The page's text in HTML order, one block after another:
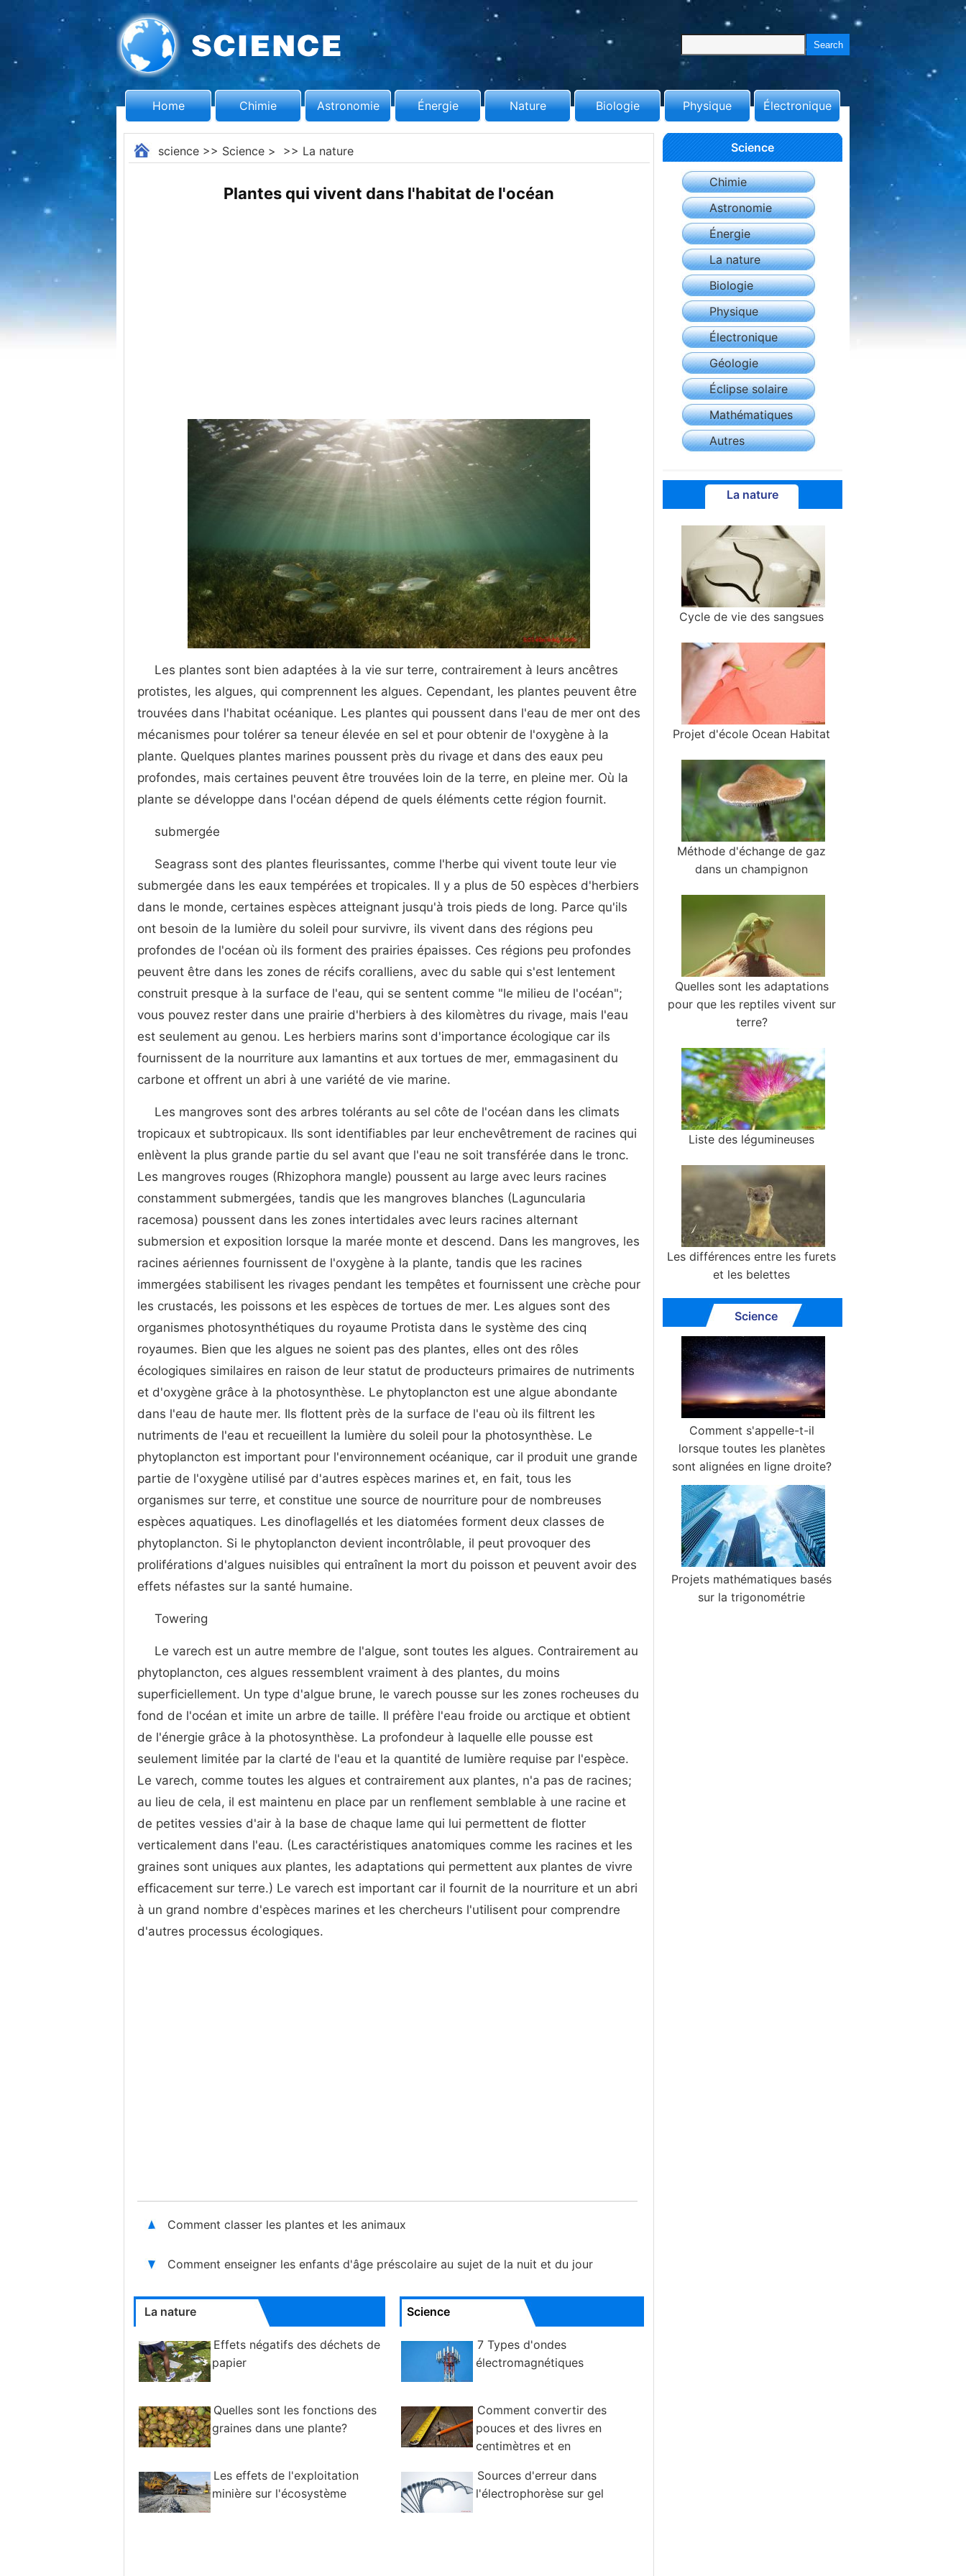
Home Chimie Astronomie Énergie Nature Biologie Physique Électronique
science>> Science> >> La nature
Plantes qui vivent dans l'habitat de l'océan
Les plantes sont bien adaptées à la vie sur terre, contrairement à leurs ancêtres
protistes, les algues, qui comprennent les algues. Cependant, les plantes peuvent être
trouvées dans l'habitat océanique. Les plantes qui poussent dans l'eau de mer ont des
mécanismes pour tolérer sa teneur élevée en sel et pour obtenir de l'oxygène à la
plante. Quelques plantes marines poussent près du rivage et dans des eaux peu
profondes, mais certaines peuvent être trouvées loin de la terre, en pleine mer. Où la
plante se développe dans l'océan dépend de quels éléments cette région fournit.
submergée
Seagrass sont des plantes fleurissantes, comme l'herbe qui vivent toute leur vie
submergée dans les eaux tempérées et tropicales. Il y a plus de 50 espèces d'herbiers
dans le monde, certaines espèces atteignant jusqu'à trois pieds de long. Parce qu'ils
ont besoin de la lumière du soleil pour survivre, ils vivent dans des régions peu
profondes de l'océan où ils forment des prairies épaisses. Ces régions peu profondes
peuvent être dans les zones de récifs coralliens, avec du sable qui s'est lentement
construit presque à la surface de l'eau, qui se sentent comme "le milieu de l'océan";
vous pouvez rester dans une prairie d'herbiers à des kilomètres du rivage, mais l'eau
est seulement au genou. Les herbiers marins sont d'importance écologique car ils
fournissent de la nourriture aux lamantins et aux tortues de mer, emmagasinent du
carbone et offrent un abri à une variété de vie marine.
Les mangroves sont des arbres tolérants au sel côte de l'océan dans les climats
tropicaux et subtropicaux. Ils sont identifiables par leur enchevêtrement de racines qui
enlèvent la plus grande partie du sel avant que l'eau ne soit transférée dans le tronc.
Les mangroves rouges (Rhizophora mangle) poussent au large avec leurs racines
constamment submergées, tandis que les mangroves blanches (Laguncularia
racemosa) poussent dans les zones intertidales avec leurs racines alternant
submersion et exposition lorsque la marée monte et descend. Dans les mangroves, les
racines aériennes fournissent de l'oxygène à la plante, tandis que les racines
immergées stabilisent les rivages pendant les tempêtes et fournissent une crèche pour
les crustacés, les poissons et les espèces de tortues de mer. Les algues sont des
organismes photosynthétiques du royaume Protista dans le système des cinq
royaumes. Bien que les algues ne soient pas des plantes, elles ont des rôles
écologiques similaires en raison de leur statut de producteurs primaires de nutriments
et d'oxygène grâce à la photosynthèse. Le phytoplancton est une algue abondante
dans l'eau de haute mer. Ils flottent près de la surface de l'eau où ils filtrent les
nutriments de l'eau et recueillent la lumière du soleil pour la photosynthèse. Le
phytoplancton est important pour l'environnement océanique, car il produit une grande
partie de l'oxygène utilisé par d'autres espèces marines et, en fait, tous les
organismes sur terre, et constitue une source de nourriture pour de nombreuses
espèces aquatiques. Les dinoflagellés et les diatomées forment deux classes de
phytoplancton. Si le phytoplancton devient incontrôlable, il peut provoquer des
proliférations d'algues nuisibles qui entraînent la mort du poisson et peuvent avoir des
effets néfastes sur la santé humaine.
Towering
Le varech est un autre membre de l'algue, sont toutes les algues. Contrairement au
phytoplancton, ces algues ressemblent vraiment à des plantes, du moins
superficiellement. Un type d'algue brune, le varech pousse sur les zones rocheuses du
fond de l'océan et imite un arbre de taille. Il préfère l'eau froide ou arctique et obtient
de l'énergie grâce à la photosynthèse. La profondeur à laquelle elle pousse est
seulement limitée par la clarté de l'eau et la quantité de lumière requise par l'espèce.
Le varech, comme toutes les algues et contrairement aux plantes, n'a pas de racines;
au lieu de cela, il est maintenu en place par un renflement semblable à une racine et
de petites vessies d'air à la base de chaque lame qui lui permettent de flotter
verticalement dans l'eau. (Les caractéristiques anatomiques comme les racines et les
graines sont uniques aux plantes, les adaptations qui permettent aux plantes de vivre
efficacement sur terre.) Le varech est important car il fournit de la nourriture et un abri
à un grand nombre d'espèces marines et les chercheurs l'utilisent pour comprendre
d'autres processus écologiques.
Comment classer les plantes et les animaux
Comment enseigner les enfants d'âge préscolaire au sujet de la nuit et du jour
La nature
Effets négatifs des déchets de
papier
Quelles sont les fonctions des
graines dans une plante?
Les effets de l'exploitation
minière sur l'écosystème
Science
7 Types d'ondes
électromagnétiques
Comment convertir des
pouces et des livres en
centimètres et en
Sources d'erreur dans
l'électrophorèse sur gel
Science
Chimie
Astronomie
Énergie
La nature
Biologie
Physique
Électronique
Géologie
Éclipse solaire
Mathématiques
Autres
La nature
Cycle de vie des sangsues
Projet d'école Ocean Habitat
Méthode d'échange de gaz
dans un champignon
Quelles sont les adaptations
pour que les reptiles vivent sur
terre?
Liste des légumineuses
Les différences entre les furets
et les belettes
Science
Comment s'appelle-t-il
lorsque toutes les planètes
sont alignées en ligne droite?
Projets mathématiques basés
sur la trigonométrie